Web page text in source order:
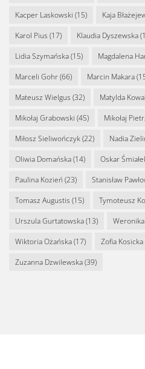
Kacper Laskowski (15) Kaja
Karol Pius (17) Klaudia Dyszewska
Lidia Szymańska(15) Magdalena
Marceli Gohr(66) Marcin Makara
Mateusz Wielgus (32) Matylda
Mikołaj Grabowski (45) Mikołaj
Miłosz Sieliwończyk(22) Nadia
Oliwia Domańska(14) Oskar
Paulina Kozień (23) Stanisław
Tomasz Augustis (15) Tymoteusz
Urszula Gurtatowska(13)
Wiktoria Ożańska(17) Zofia Kosicka
Zuzanna Dzwilewska(39)